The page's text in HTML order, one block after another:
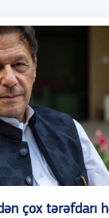
çox tərəfdarı